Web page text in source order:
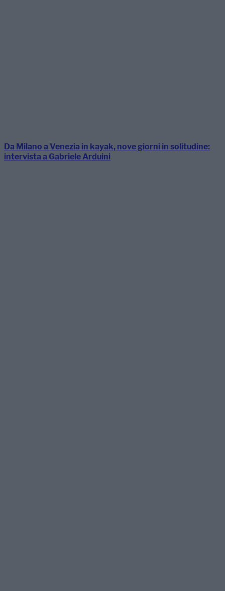
Da Milano a Venezia in kayak, nove giorni in solitudine:
intervista a Gabriele Arduini